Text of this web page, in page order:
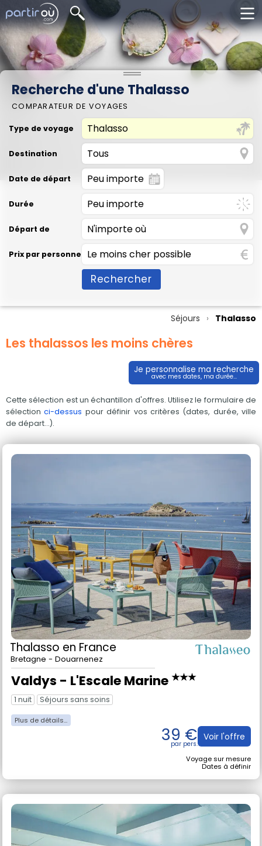
Recherche d'une Thalasso
COMPARATEUR DE VOYAGES
Type de voyage
Destination
Date de départ
Durée
Départ de
Prix par personne
Rechercher
Séjours Thalasso
Les thalassos les moins chères
Je personnalise ma recherche
avec mes dates, ma durée...
Cette sélection est un échantillon d'offres. Utilisez le formulaire de
sélectionci-dessus pour définir vos critères (dates, durée, ville
de départ...).
Thalasso en France
Bretagne - Douarnenez
Valdys - L'Escale Marine ★★★
1 nuit Séjours sans soins
39 € Voir l'offre
Voyage sur mesure
Dates à définir